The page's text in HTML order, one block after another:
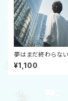
夢はまだ終わらない
¥1,100